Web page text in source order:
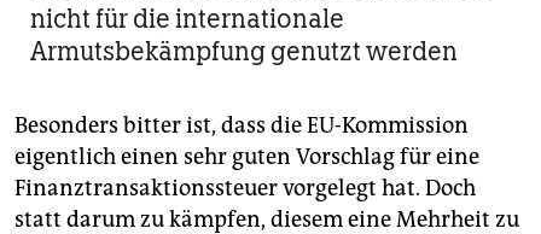
nicht für die internationale
Armutsbekämpfung genutzt werden
Besonders bitter ist, dass die EU-Kommission
eigentlich einen sehr guten Vorschlag für eine
Finanztransaktionssteuer vorgelegt hat. Doch
statt darum zu kämpfen, diesem eine Mehrheit zu